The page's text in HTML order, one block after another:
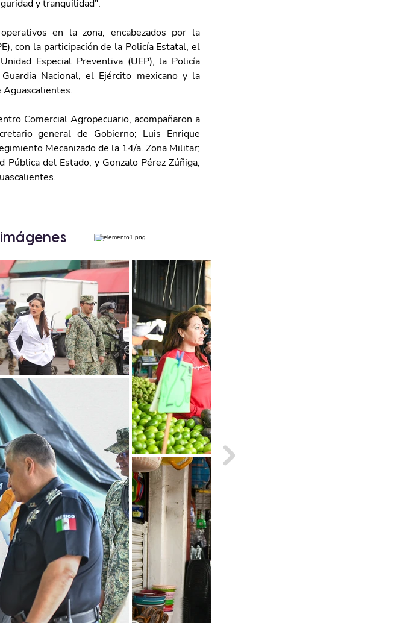
y tranquilidad".
en la zona, encabezados por la
con la participación de la Policía Estatal, el
Especial Preventiva (UEP), la Policía
Nacional, el Ejército mexicano y la
Aguascalientes.
Comercial Agropecuario, acompañaron a
general de Gobierno; Luis Enrique
Mecanizado de la 14/a. Zona Militar;
del Estado, y Gonzalo Pérez Zúñiga,